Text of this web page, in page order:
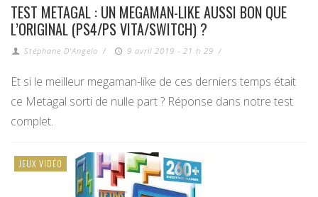
TEST METAGAL : UN MEGAMAN-LIKE AUSSI BON QUE
L’ORIGINAL (PS4/PS VITA/SWITCH) ?
Stéphane D'Angelo / 9 avril 2019 - 21 h 29 /
Et si le meilleur megaman-like de ces derniers temps était
ce Metagal sorti de nulle part ? Réponse dans notre test
complet.
JEUX VIDÉO